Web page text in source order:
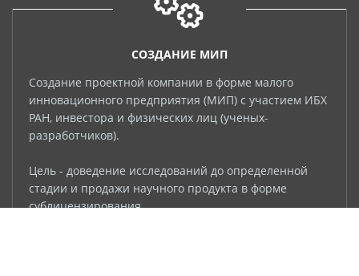
СОЗДАНИЕ МИП
Создание проектной компании в форме малого
инновационного предприятия (МИП) с участием ИБХ
РАН, инвестора и физических лиц (ученых-
разработчиков).
Цель - доведение исследований до определенной
стадии и продажи научного продукта в форме
сублицензирования.